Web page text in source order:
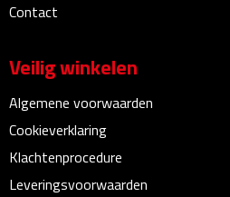
Multifunctionele documentmappen
Schrijfmappen
Contact
Veilig winkelen
Algemene voorwaarden
Cookieverklaring
Klachtenprocedure
Leveringsvoorwaarden